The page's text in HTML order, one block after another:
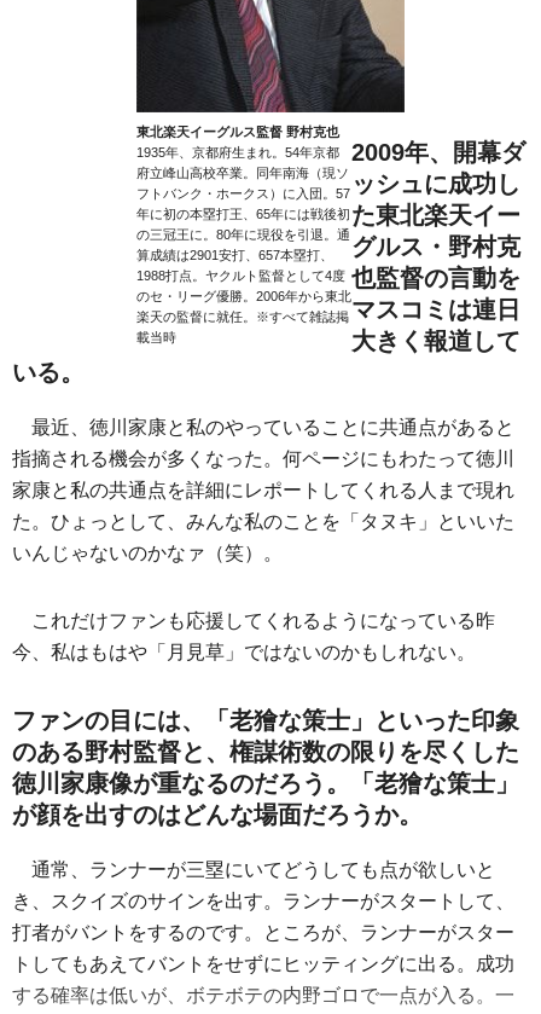
東北楽天イーグルス監督 野村克也
1935年、京都府生まれ。54年京都
府立峰山高校卒業。同年南海（現ソ
フトバンク・ホークス）に入団。57
年に初の本塁打王、65年には戦後初
の三冠王に。80年に現役を引退。通
算成績は2901安打、657本塁打、
1988打点。ヤクルト監督として4度
のセ・リーグ優勝。2006年から東北
楽天の監督に就任。※すべて雑誌掲
載当時
2009年、開幕ダ
ッシュに成功し
た東北楽天イー
グルス・野村克
也監督の言動を
マスコミは連日
大きく報道して
いる。
最近、徳川家康と私のやっていることに共通点があると
指摘される機会が多くなった。何ページにもわたって徳川
家康と私の共通点を詳細にレポートしてくれる人まで現れ
た。ひょっとして、みんな私のことを「タヌキ」といいた
いんじゃないのかなァ（笑）。
これだけファンも応援してくれるようになっている昨
今、私はもはや「月見草」ではないのかもしれない。
ファンの目には、「老獪な策士」といった印象
のある野村監督と、権謀術数の限りを尽くした
徳川家康像が重なるのだろう。「老獪な策士」
が顔を出すのはどんな場面だろうか。
通常、ランナーが三塁にいてどうしても点が欲しいと
き、スクイズのサインを出す。ランナーがスタートして、
打者がバントをするのです。ところが、ランナーがスター
トしてもあえてバントをせずにヒッティングに出る。成功
する確率は低いが、ボテボテの内野ゴロで一点が入る。一